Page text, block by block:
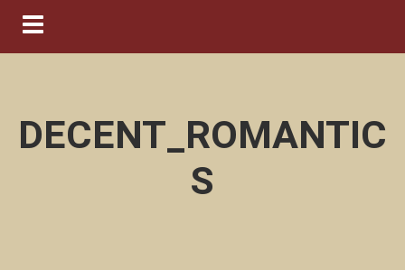
Navigation ein-/ausblenden
DECENT_ROMANTIC
S